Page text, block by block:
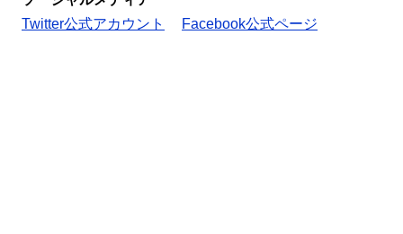
Twitter公式アカウント
Facebook公式ページ